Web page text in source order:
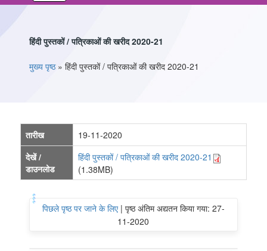
हिंदी पुस्तकों / पत्रिकाओं की खरीद 2020-21
You are here
मुख्य पृष्ठ» हिंदी पुस्तकों / पत्रिकाओं की खरीद 2020-21
तारीख
19-11-2020
देखें /
डाउनलोड
हिंदी पुस्तकों / पत्रिकाओं की खरीद 2020-21
(1.38MB)
पिछले पृष्ठ पर जाने के लिए| पृष्ठ अंतिम अद्यतन किया गया: 27-
11-2020